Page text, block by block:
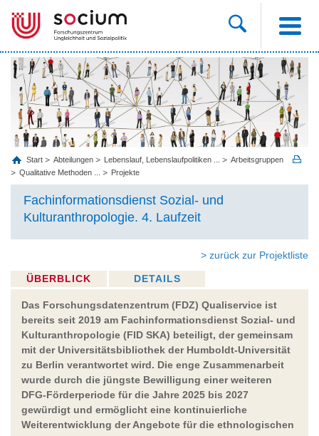
Start Abteilungen Lebenslauf, Lebenslaufpolitiken ...
Arbeitsgruppen
Qualitative Methoden ...
Projekte
Fachinformationsdienst Sozial- und
Kulturanthropologie. 4. Laufzeit
> zurück zur Projektliste
ÜBERBLICK DETAILS
Das Forschungsdatenzentrum (FDZ) Qualiservice ist
bereits seit 2019 am Fachinformationsdienst Sozial- und
Kulturanthropologie (FID SKA) beteiligt, der gemeinsam
mit der Universitätsbibliothek der Humboldt-Universität
zu Berlin verantwortet wird. Die enge Zusammenarbeit
wurde durch die jüngste Bewilligung einer weiteren
DFG-Förderperiode für die Jahre 2025 bis 2027
gewürdigt und ermöglicht eine kontinuierliche
Weiterentwicklung der Angebote für die ethnologischen